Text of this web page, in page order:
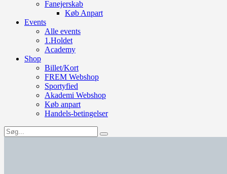
Fanejerskab
Køb Anpart
Events
Alle events
1.Holdet
Academy
Shop
Billet/Kort
FREM Webshop
Sportyfied
Akademi Webshop
Køb anpart
Handels-betingelser